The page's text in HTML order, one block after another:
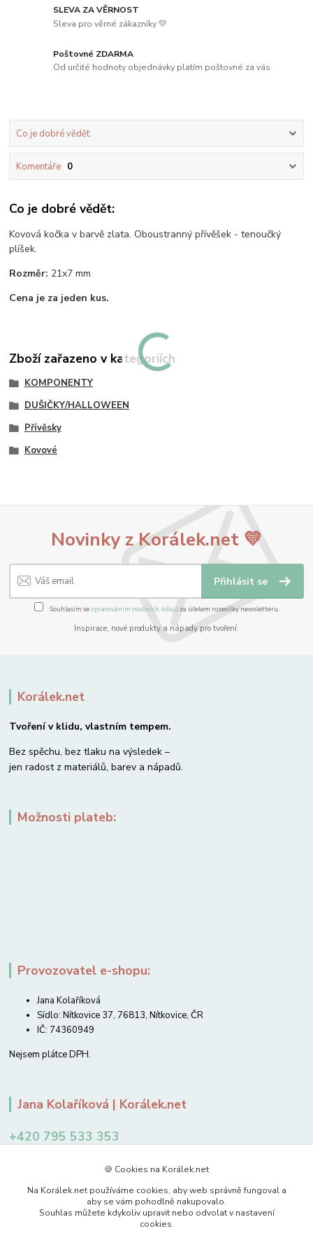
SLEVA ZA VĚRNOST
Sleva pro věrné zákazníky 💛
Poštovné ZDARMA
Od určité hodnoty objednávky platím poštovné za vás
Co je dobré vědět:
Komentáře 0
Co je dobré vědět:
Kovová kočka v barvě zlata. Oboustranný přívěšek - tenoučký
plíšek.
Rozměr: 21x7 mm
Cena je za jeden kus.
Zboží zařazeno v kategoriích
KOMPONENTY
DUŠIČKY/HALLOWEEN
Přívěsky
Kovové
Novinky z Korálek.net 💛
Přihlásit se
Souhlasím se zpracováním osobních údajůza účelem rozesílky newsletteru.
Inspirace, nové produkty a nápady pro tvoření.
Korálek.net
Tvoření v klidu, vlastním tempem.
Bez spěchu, bez tlaku na výsledek –
jen radost z materiálů, barev a nápadů.
Možnosti plateb:
Provozovatel e-shopu:
Jana Kolaříková
Sídlo: Nítkovice 37, 76813, Nítkovice, ČR
IČ: 74360949
Nejsem plátce DPH.
Jana Kolaříková | Korálek.net
+420 795 533 353
🍪 Cookies na Korálek.net
Na Korálek.net používáme cookies, aby web správně fungoval a
aby se vám pohodlně nakupovalo.
Souhlas můžete kdykoliv upravit nebo odvolat v nastavení
cookies.